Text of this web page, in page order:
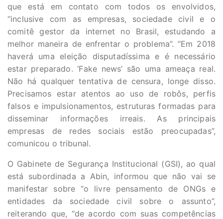
que está em contato com todos os envolvidos,
“inclusive com as empresas, sociedade civil e o
comitê gestor da internet no Brasil, estudando a
melhor maneira de enfrentar o problema”. “Em 2018
haverá uma eleição disputadíssima e é necessário
estar preparado. ‘Fake news’ são uma ameaça real.
Não há qualquer tentativa de censura, longe disso.
Precisamos estar atentos ao uso de robôs, perfis
falsos e impulsionamentos, estruturas formadas para
disseminar informações irreais. As principais
empresas de redes sociais estão preocupadas”,
comunicou o tribunal.
O Gabinete de Segurança Institucional (GSI), ao qual
está subordinada a Abin, informou que não vai se
manifestar sobre “o livre pensamento de ONGs e
entidades da sociedade civil sobre o assunto”,
reiterando que, “de acordo com suas competências